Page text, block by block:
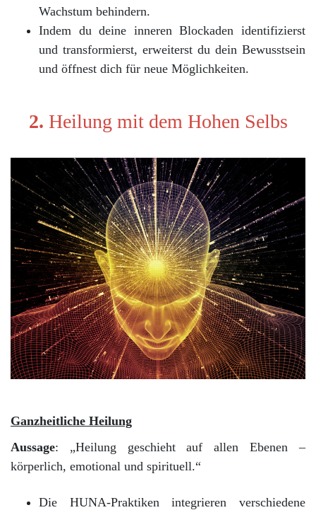
Wachstum behindern.
Indem du deine inneren Blockaden identifizierst
und transformierst, erweiterst du dein Bewusstsein
und öffnest dich für neue Möglichkeiten.
2. Heilung mit dem Hohen Selbs
Ganzheitliche Heilung
Aussage: „Heilung geschieht auf allen Ebenen –
körperlich, emotional und spirituell.“
Die HUNA-Praktiken integrieren verschiedene